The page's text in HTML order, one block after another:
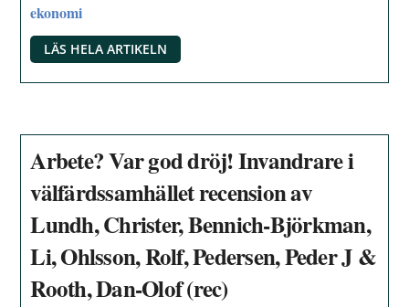
ekonomi
LÄS HELA ARTIKELN
Arbete? Var god dröj! Invandrare i
välfärdssamhället recension av
Lundh, Christer, Bennich-Björkman,
Li, Ohlsson, Rolf, Pedersen, Peder J &
Rooth, Dan-Olof (rec)